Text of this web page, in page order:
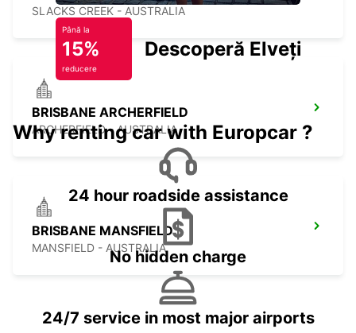
SLACKS CREEK - AUSTRALIA
BRISBANE ARCHERFIELD
ARCHERFIELD - AUSTRALIA
BRISBANE MANSFIELD
MANSFIELD - AUSTRALIA
Până la
15%
reducere
Descoperă Elveția
Why renting car with Europcar ?
24 hour roadside assistance
No hidden charge
24/7 service in most major airports